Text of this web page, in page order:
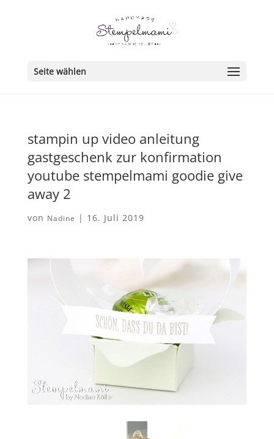
Seite wählen
stampin up video anleitung
gastgeschenk zur konfirmation
youtube stempelmami goodie give
away 2
von Nadine | 16. Juli 2019